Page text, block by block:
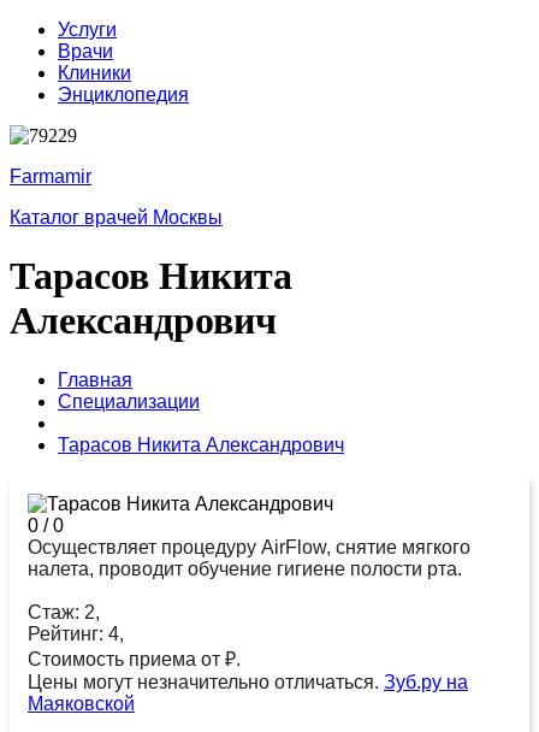
Услуги
Врачи
Клиники
Энциклопедия
Farmamir
Каталог врачей Москвы
Тарасов Никита
Александрович
Главная
Специализации
Тарасов Никита Александрович
0 /0
Осуществляет процедуру AirFlow, снятие мягкого
налета, проводит обучение гигиене полости рта.
Стаж: 2,
Рейтинг: 4,
Стоимость приема от ₽.
Цены могут незначительно отличаться. Зуб.ру на
Маяковской